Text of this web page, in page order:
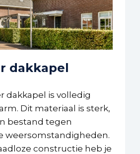
dakkapel
dakkapel is volledig
Dit materiaal is sterk,
bestand tegen
weersomstandigheden.
constructie heb je